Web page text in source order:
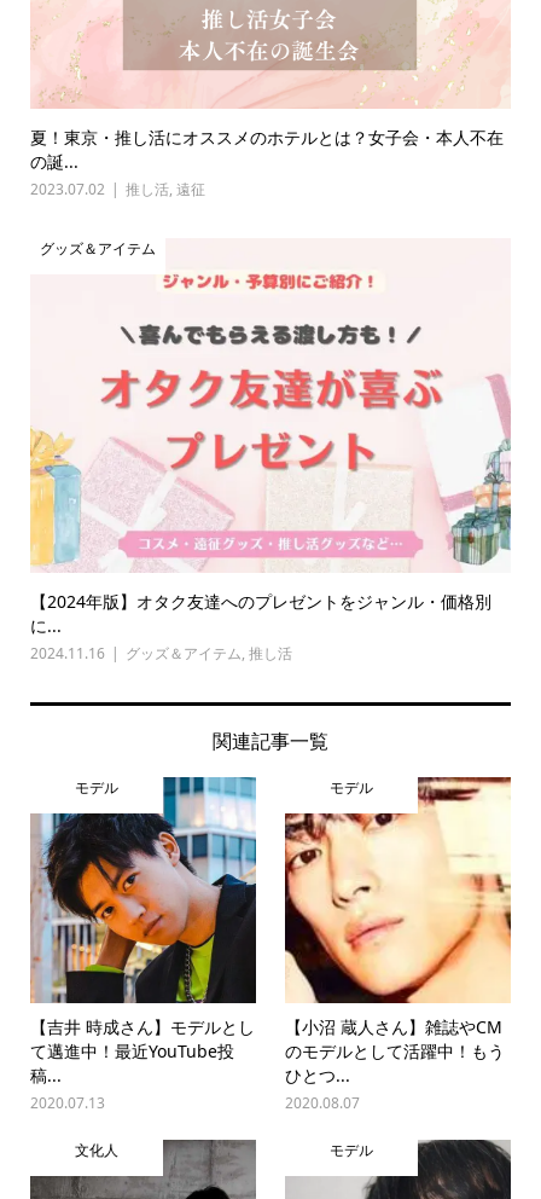
夏！東京・推し活にオススメのホテルとは？女子会・本人不在
の誕...
2023.07.02 推し活, 遠征
グッズ＆アイテム
【2024年版】オタク友達へのプレゼントをジャンル・価格別
に...
2024.11.16 グッズ＆アイテム, 推し活
関連記事一覧
モデル
【吉井 時成さん】モデルとし
て邁進中！最近YouTube投
稿...
2020.07.13
モデル
【小沼 蔵人さん】雑誌やCM
のモデルとして活躍中！もう
ひとつ...
2020.08.07
文化人 モデル